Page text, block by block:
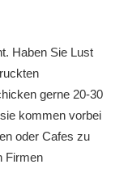
Haben Sie Lust
gerne 20-30
kommen vorbei
oder Cafes zu
Firmen